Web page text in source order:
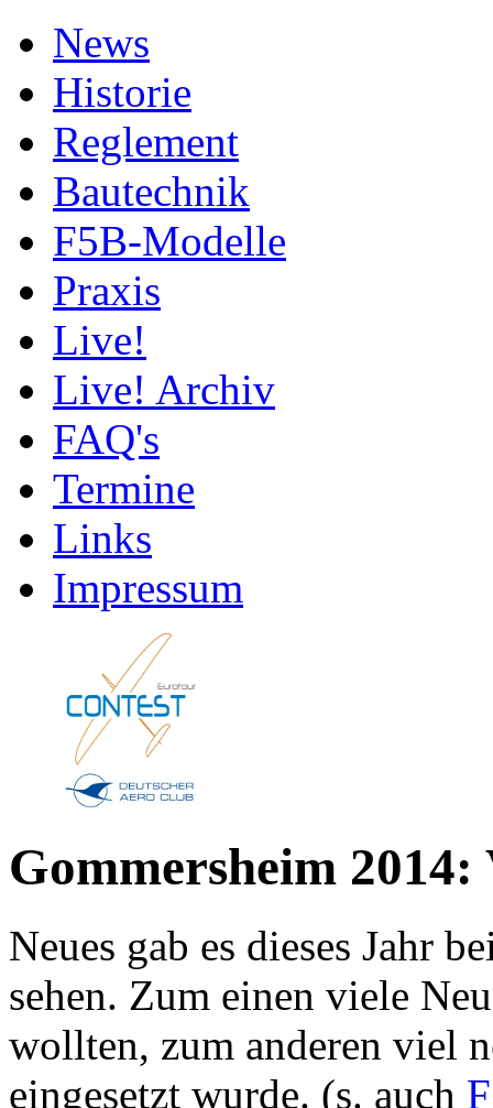
News
Historie
Reglement
Bautechnik
F5B-Modelle
Praxis
Live!
Live! Archiv
FAQ's
Termine
Links
Impressum
Gommersheim 2014:
Neues gab es dieses Jahr
sehen. Zum einen viele
wollten, zum anderen viel
eingesetzt wurde. (s. auch